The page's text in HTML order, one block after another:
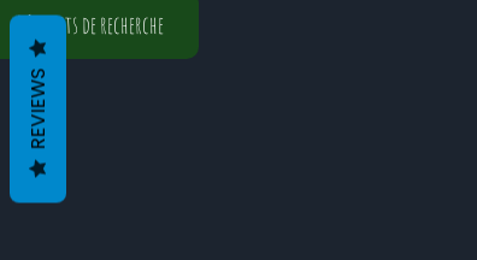
Résultats de recherche
REVIEWS